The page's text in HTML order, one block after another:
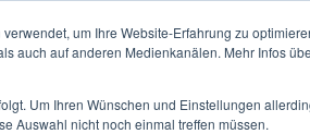
um Ihre Website-Erfahrung zu
auch auf anderen Medienkanälen. Mehr Infos
Um Ihren Wünschen und Einstellungen
Auswahl nicht noch einmal treffen müssen.